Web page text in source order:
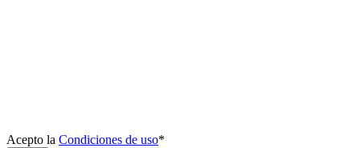
Acepto la Condiciones de uso*